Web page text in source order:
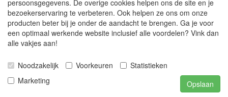
our explicit written permission.
For more information on this site please contact:
webmaster@mathmoswinkel.nl
©2005-2026 [Mathmoswinkel]
Al onze prijzen zijn inclusief 21% BTW
persoonsgegevens. De overige cookies helpen ons de site en je
bezoekerservaring te verbeteren. Ook helpen ze ons om onze
producten beter bij je onder de aandacht te brengen. Ga je voor
een optimaal werkende website inclusief alle voordelen? Vink dan
alle vakjes aan!
Noodzakelijk Voorkeuren
Statistieken
Marketing
Opslaan